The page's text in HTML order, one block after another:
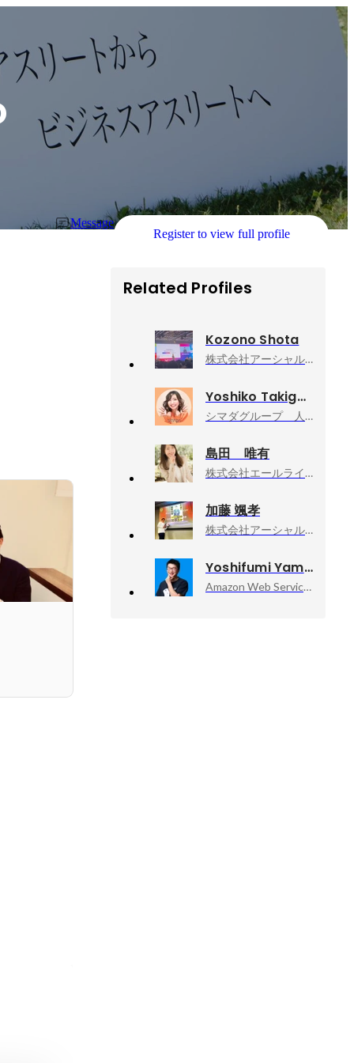
Message
Register to view full profile
Related Profiles
Kozono Shota
株式会社アーシャルデザイン, 代表取締役
Yoshiko Takiguchi
シマダグループ 人事企画部, シマダグループ 広報
島田 唯有
株式会社エールライフ（経営推進／経理・総務・人事）, リーダー
加藤 颯孝
株式会社アーシャルデザイン, Master&Coach事業部 事業部長
Yoshifumi Yamaguchi
Amazon Web Services, Inc., Senior Developer Advocate